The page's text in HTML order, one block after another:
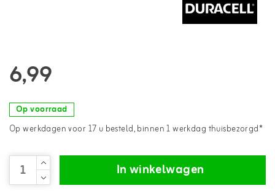
6,99
Op voorraad
Op werkdagen voor 17 u besteld, binnen 1 werkdag thuisbezorgd*
In winkelwagen